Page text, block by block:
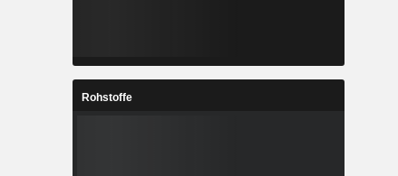
Rohstoffe